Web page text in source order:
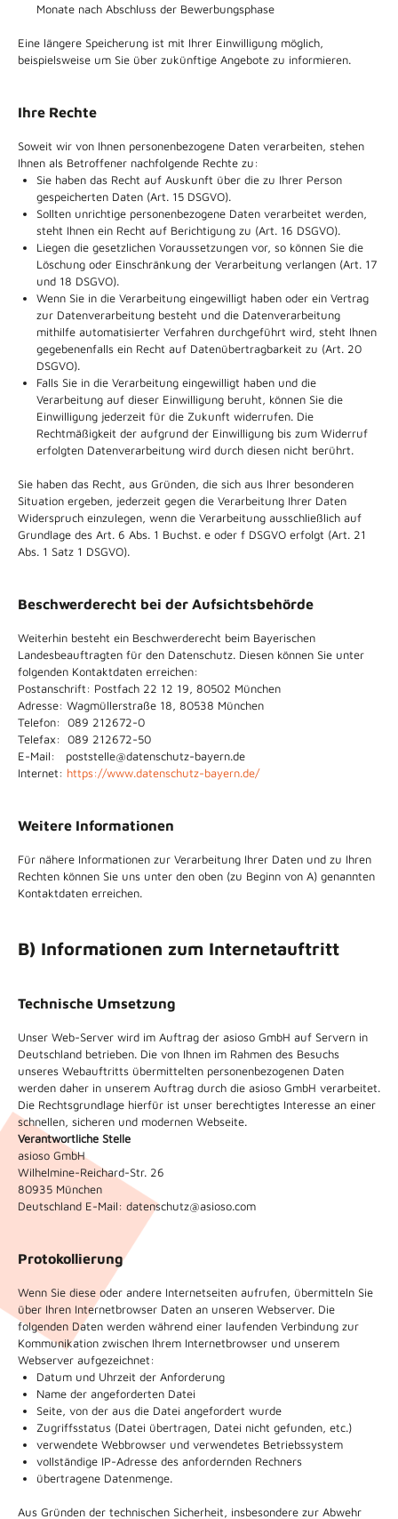
Monate nach Abschluss der Bewerbungsphase
Eine längere Speicherung ist mit Ihrer Einwilligung möglich,
beispielsweise um Sie über zukünftige Angebote zu informieren.
Ihre Rechte
Soweit wir von Ihnen personenbezogene Daten verarbeiten, stehen
Ihnen als Betroffener nachfolgende Rechte zu:
Sie haben das Recht auf Auskunft über die zu Ihrer Person
gespeicherten Daten (Art. 15 DSGVO).
Sollten unrichtige personenbezogene Daten verarbeitet werden,
steht Ihnen ein Recht auf Berichtigung zu (Art. 16 DSGVO).
Liegen die gesetzlichen Voraussetzungen vor, so können Sie die
Löschung oder Einschränkung der Verarbeitung verlangen (Art. 17
und 18 DSGVO).
Wenn Sie in die Verarbeitung eingewilligt haben oder ein Vertrag
zur Datenverarbeitung besteht und die Datenverarbeitung
mithilfe automatisierter Verfahren durchgeführt wird, steht Ihnen
gegebenenfalls ein Recht auf Datenübertragbarkeit zu (Art. 20
DSGVO).
Falls Sie in die Verarbeitung eingewilligt haben und die
Verarbeitung auf dieser Einwilligung beruht, können Sie die
Einwilligung jederzeit für die Zukunft widerrufen. Die
Rechtmäßigkeit der aufgrund der Einwilligung bis zum Widerruf
erfolgten Datenverarbeitung wird durch diesen nicht berührt.
Sie haben das Recht, aus Gründen, die sich aus Ihrer besonderen
Situation ergeben, jederzeit gegen die Verarbeitung Ihrer Daten
Widerspruch einzulegen, wenn die Verarbeitung ausschließlich auf
Grundlage des Art. 6 Abs. 1 Buchst. e oder f DSGVO erfolgt (Art. 21
Abs. 1 Satz 1 DSGVO).
Beschwerderecht bei der Aufsichtsbehörde
Weiterhin besteht ein Beschwerderecht beim Bayerischen
Landesbeauftragten für den Datenschutz. Diesen können Sie unter
folgenden Kontaktdaten erreichen:
Postanschrift: Postfach 22 12 19, 80502 München
Adresse: Wagmüllerstraße 18, 80538 München
Telefon: 089 212672-0
Telefax: 089 212672-50
E-Mail: poststelle@datenschutz-bayern.de
Internet: https://www.datenschutz-bayern.de/
Weitere Informationen
Für nähere Informationen zur Verarbeitung Ihrer Daten und zu Ihren
Rechten können Sie uns unter den oben (zu Beginn von A) genannten
Kontaktdaten erreichen.
B) Informationen zum Internetauftritt
Technische Umsetzung
Unser Web-Server wird im Auftrag der asioso GmbH auf Servern in
Deutschland betrieben. Die von Ihnen im Rahmen des Besuchs
unseres Webauftritts übermittelten personenbezogenen Daten
werden daher in unserem Auftrag durch die asioso GmbH verarbeitet.
Die Rechtsgrundlage hierfür ist unser berechtigtes Interesse an einer
schnellen, sicheren und modernen Webseite.
Verantwortliche Stelle
asioso GmbH
Wilhelmine-Reichard-Str. 26
80935 München
Deutschland E-Mail: datenschutz@asioso.com
Protokollierung
Wenn Sie diese oder andere Internetseiten aufrufen, übermitteln Sie
über Ihren Internetbrowser Daten an unseren Webserver. Die
folgenden Daten werden während einer laufenden Verbindung zur
Kommunikation zwischen Ihrem Internetbrowser und unserem
Webserver aufgezeichnet:
Datum und Uhrzeit der Anforderung
Name der angeforderten Datei
Seite, von der aus die Datei angefordert wurde
Zugriffsstatus (Datei übertragen, Datei nicht gefunden, etc.)
verwendete Webbrowser und verwendetes Betriebssystem
vollständige IP-Adresse des anfordernden Rechners
übertragene Datenmenge.
Aus Gründen der technischen Sicherheit, insbesondere zur Abwehr